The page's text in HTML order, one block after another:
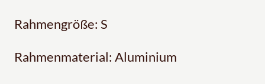
Rahmengröße: S
Rahmenmaterial: Aluminium